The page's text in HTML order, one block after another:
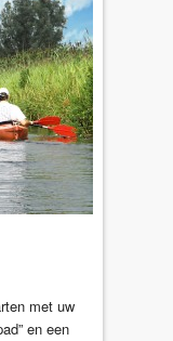
met uw
en een